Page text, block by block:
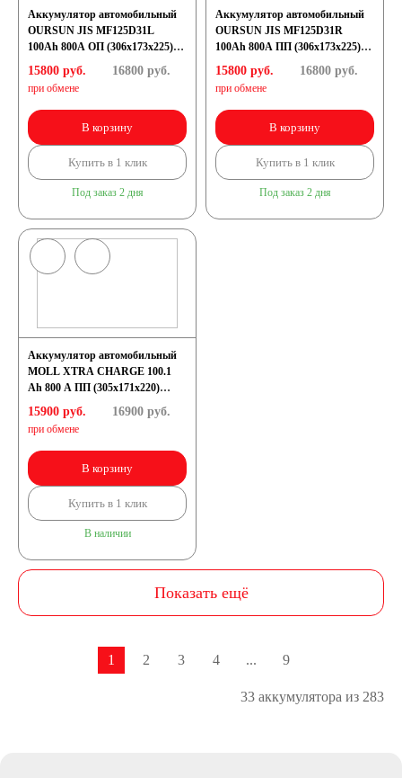
Аккумулятор автомобильный
OURSUN JIS MF125D31L
100Ah 800А ОП (306х173х225)
D31L
15800 руб.
при обмене
16800руб.
В корзину
Купить в 1 клик
Под заказ 2 дня
Аккумулятор автомобильный
OURSUN JIS MF125D31R
100Ah 800А ПП (306х173х225)
D31R
15800 руб.
при обмене
16800руб.
В корзину
Купить в 1 клик
Под заказ 2 дня
Аккумулятор автомобильный
MOLL XTRA CHARGE 100.1
Ah 800 A ПП (305x171x220)
(D31R 75100)
15900 руб.
при обмене
16900руб.
В корзину
Купить в 1 клик
В наличии
Показать ещё
1 2 3 4 ... 9
33 аккумулятора из 283